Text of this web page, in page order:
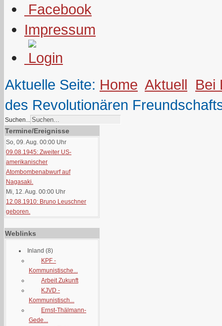
Impressum
Aktuelle Seite: Home Aktuell Bei
des Revolutionären
Suchen...
Termine/Ereignisse
So, 09. Aug. 00:00 Uhr
09.08.1945: Zweiter US-
amerikanischer
Atombombenabwurf auf
Nagasaki.
Mi, 12. Aug. 00:00 Uhr
12.08.1910: Bruno Leuschner
geboren.
Weblinks
Inland (8)
KPF -
Kommunistische...
Arbeit Zukunft
KJVD -
Kommunistisch...
Ernst-Thälmann-
Gede...